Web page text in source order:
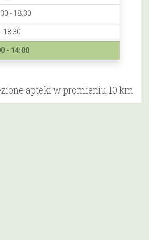
- 18:30
18:30
- 14:00
apteki w promieniu 10 km